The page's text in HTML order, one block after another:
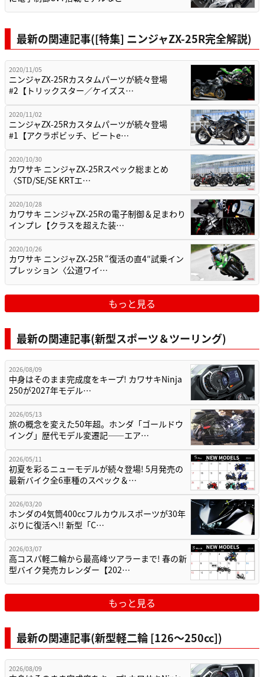
最新の関連記事([特集] ニンジャZX-25R完全解説)
2020/11/05
ニンジャZX-25Rカスタムパーツが続々登場
#2【トリックスター／ケイズス…
2020/11/02
ニンジャZX-25Rカスタムパーツが続々登場
#1【アクラポビッチ、ビートe…
2020/10/30
カワサキ ニンジャZX-25Rスペック総まとめ
〈STD/SE/SE KRTエ…
2020/10/28
カワサキ ニンジャZX-25Rの電子制御＆足まわり
インプレ【クラスを超えた装…
2020/10/26
カワサキ ニンジャZX-25R “復活の直4″試乗イン
プレッション〈公道ワイ…
もっと見る
最新の関連記事(新型スポーツ＆ツーリング)
2026/08/09
中身はそのまま完成度をキープ! カワサキNinja
250が2027年モデル…
2026/05/13
旅の概念を変えた50年超。ホンダ「ゴールドウ
イング」歴代モデル変遷記——エア…
2026/05/11
初夏を彩るニューモデルが続々登場! 5月発売の
最新バイク全6車種のスペック＆…
2026/03/20
ホンダの4気筒400ccフルカウルスポーツが30年
ぶりに復活へ!! 新型「C…
2026/03/07
高コスパ軽二輪から最高峰ツアラーまで! 春の新
型バイク発売カレンダー【202…
もっと見る
最新の関連記事(新型軽二輪 [126〜250cc])
2026/08/09